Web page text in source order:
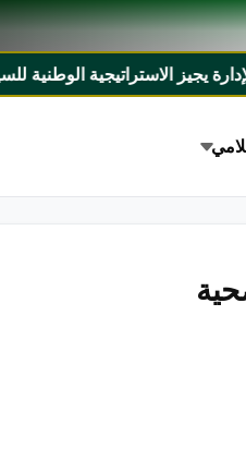
الوطنية للسيطرة على الأسلحة الصغيرة